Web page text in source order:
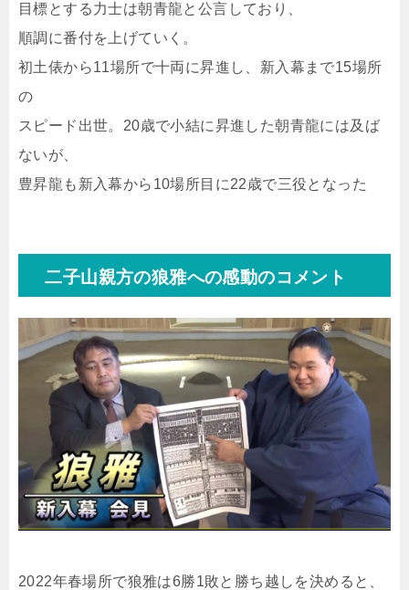
目標とする力士は朝青龍と公言しており、
順調に番付を上げていく。
初土俵から11場所で十両に昇進し、新入幕まで15場所
の
スピード出世。20歳で小結に昇進した朝青龍には及ば
ないが、
豊昇龍も新入幕から10場所目に22歳で三役となった
二子山親方の狼雅への感動のコメント
2022年春場所で狼雅は6勝1敗と勝ち越しを決めると、